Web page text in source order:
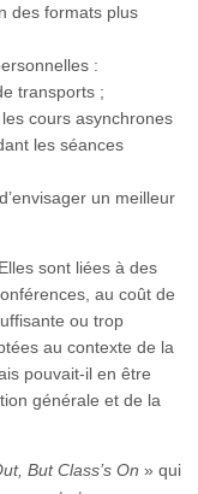
des formats plus
:
transports ;
cours asynchrones
les séances
un meilleur
sont liées à des
au coût de
ou trop
au contexte de la
pouvait-il en être
générale et de la
But Class’s On » qui